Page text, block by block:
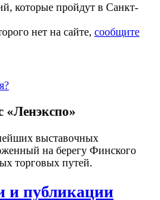
которые пройдут в Санкт-
нет на сайте, сообщите
выставочных
на берегу Финского
торговых путей.
и публикации